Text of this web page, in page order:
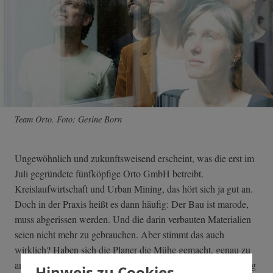
Team Orto. Foto: Gesine Born
Ungewöhnlich und zukunftsweisend erscheint, was die erst im
Juli gegründete fünfköpfige Orto GmbH betreibt.
Kreislaufwirtschaft und Urban Mining, das hört sich ja gut an.
Doch in der Praxis heißt es dann häufig: Der Bau ist marode,
muss abgerissen werden. Und die darin verbauten Materialien
seien nicht mehr zu gebrauchen. Aber stimmt das auch
wirklich? Haben sich die Planer die Mühe gemacht, genau zu
analysieren, welche Bestandteile doch einer neuen Verwertung